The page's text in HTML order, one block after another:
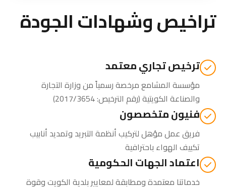
تراخيص وشهادات الجودة
ترخيص تجاري معتمد
مؤسسة المشامع مرخصة رسمياً منوزارة التجارة
والصناعة الكويتية(رقم الترخيص: 2017/3654)
فنيون متخصصون
فريق عمل مؤهل لتركيب أنظمة التبريد وتمديد أنابيب
تكييف الهواء باحترافية
اعتماد الجهات الحكومية
خدماتنا معتمدة ومطابقة لمعايير بلدية الكويت وقوة